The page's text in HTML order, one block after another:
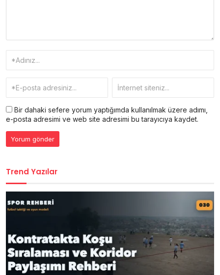
Bir dahaki sefere yorum yaptığımda kullanılmak üzere adımı,
e-posta adresimi ve web site adresimi bu tarayıcıya kaydet.
Trend Yazılar